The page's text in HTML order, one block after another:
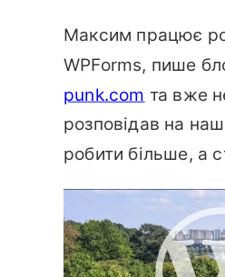
Максим працює
WPForms, пише
punk.com та вже
розповідав на
робити більше, а